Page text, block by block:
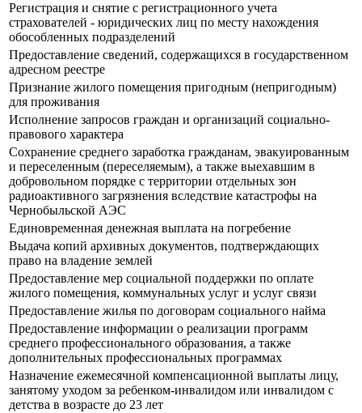
Регистрация и снятие с регистрационного учета
страхователей - юридических лиц по месту нахождения
обособленных подразделений
Предоставление сведений, содержащихся в государственном
адресном реестре
Признание жилого помещения пригодным (непригодным)
для проживания
Исполнение запросов граждан и организаций социально-
правового характера
Сохранение среднего заработка гражданам, эвакуированным
и переселенным (переселяемым), а также выехавшим в
добровольном порядке с территории отдельных зон
радиоактивного загрязнения вследствие катастрофы на
Чернобыльской АЭС
Единовременная денежная выплата на погребение
Выдача копий архивных документов, подтверждающих
право на владение землей
Предоставление мер социальной поддержки по оплате
жилого помещения, коммунальных услуг и услуг связи
Предоставление жилья по договорам социального найма
Предоставление информации о реализации программ
среднего профессионального образования, а также
дополнительных профессиональных программах
Назначение ежемесячной компенсационной выплаты лицу,
занятому уходом за ребенком-инвалидом или инвалидом с
детства в возрасте до 23 лет